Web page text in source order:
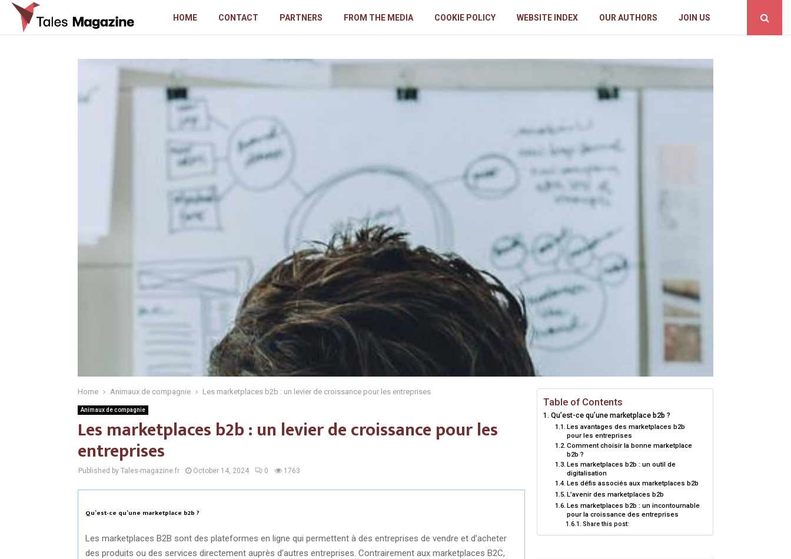
HOME CONTACT PARTNERS FROM THE MEDIA COOKIE POLICY WEBSITE INDEX OUR AUTHORS JOIN US
Home Animaux de compagnie Les marketplaces b2b : un levier de croissance pour les entreprises
Animaux de compagnie
Les marketplaces b2b : un levier de croissance pour les
entreprises
Published by Tales-magazine.fr October 14, 2024 0 1763
Qu’est-ce qu’une marketplace b2b ?
Les marketplaces B2B sont des plateformes en ligne qui permettent à des entreprises de vendre et d’acheter
des produits ou des services directement auprès d’autres entreprises. Contrairement aux marketplaces B2C,
Table of Contents
Qu’est-ce qu’une marketplace b2b ?
Les avantages des marketplaces b2b
pour les entreprises
Comment choisir la bonne marketplace
b2b ?
Les marketplaces b2b : un outil de
digitalisation
Les défis associés aux marketplaces b2b
L’avenir des marketplaces b2b
Les marketplaces b2b : un incontournable
pour la croissance des entreprises
Share this post: